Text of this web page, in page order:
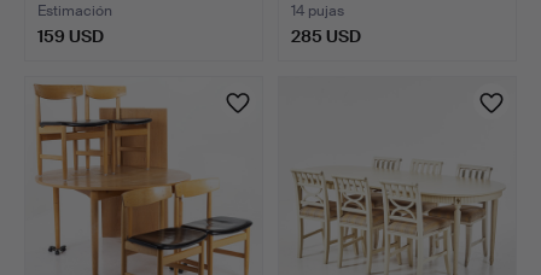
Estimación
159 USD
14 pujas
285 USD